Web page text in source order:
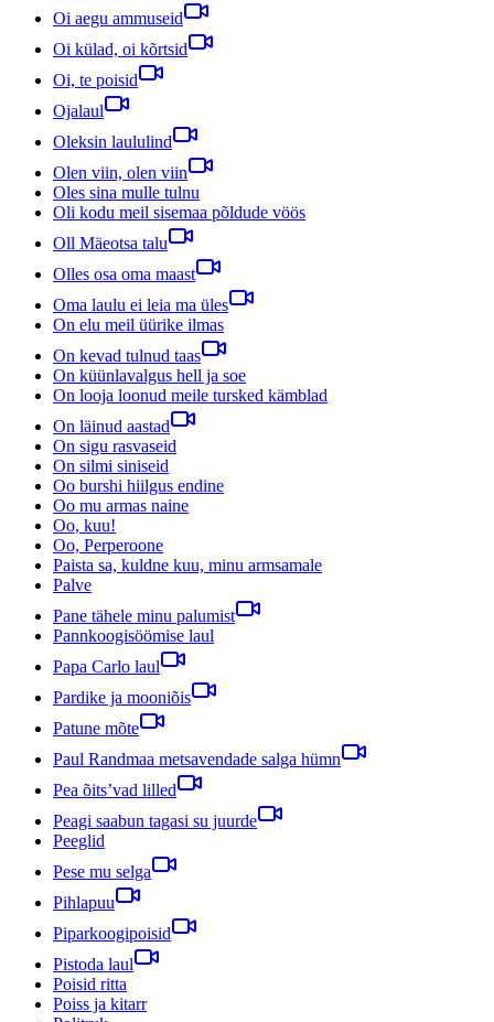
Oi aegu ammuseid
Oi külad, oi kõrtsid
Oi, te poisid
Ojalaul
Oleksin laululind
Olen viin, olen viin
Oles sina mulle tulnu
Oli kodu meil sisemaa põldude vöös
Oll Mäeotsa talu
Olles osa oma maast
Oma laulu ei leia ma üles
On elu meil üürike ilmas
On kevad tulnud taas
On küünlavalgus hell ja soe
On looja loonud meile tursked kämblad
On läinud aastad
On sigu rasvaseid
On silmi siniseid
Oo burshi hiilgus endine
Oo mu armas naine
Oo, kuu!
Oo, Perperoone
Paista sa, kuldne kuu, minu armsamale
Palve
Pane tähele minu palumist
Pannkoogisöömise laul
Papa Carlo laul
Pardike ja mooniõis
Patune mõte
Paul Randmaa metsavendade salga hümn
Pea õits’vad lilled
Peagi saabun tagasi su juurde
Peeglid
Pese mu selga
Pihlapuu
Piparkoogipoisid
Pistoda laul
Poisid ritta
Poiss ja kitarr